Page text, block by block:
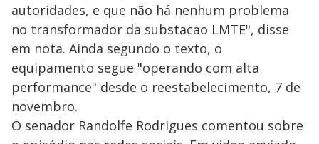
autoridades, e que não há nenhum problema
no transformador da substacao LMTE", disse
em nota. Ainda segundo o texto, o
equipamento segue "operando com alta
performance" desde o reestabelecimento, 7 de
novembro.
O senador Randolfe Rodrigues comentou sobre